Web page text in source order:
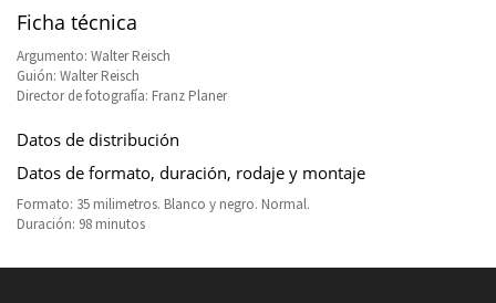
Ficha técnica
Argumento: Walter Reisch
Guión: Walter Reisch
Director de fotografía: Franz Planer
Datos de distribución
Datos de formato, duración, rodaje y montaje
Formato: 35 milimetros. Blanco y negro. Normal.
Duración: 98 minutos